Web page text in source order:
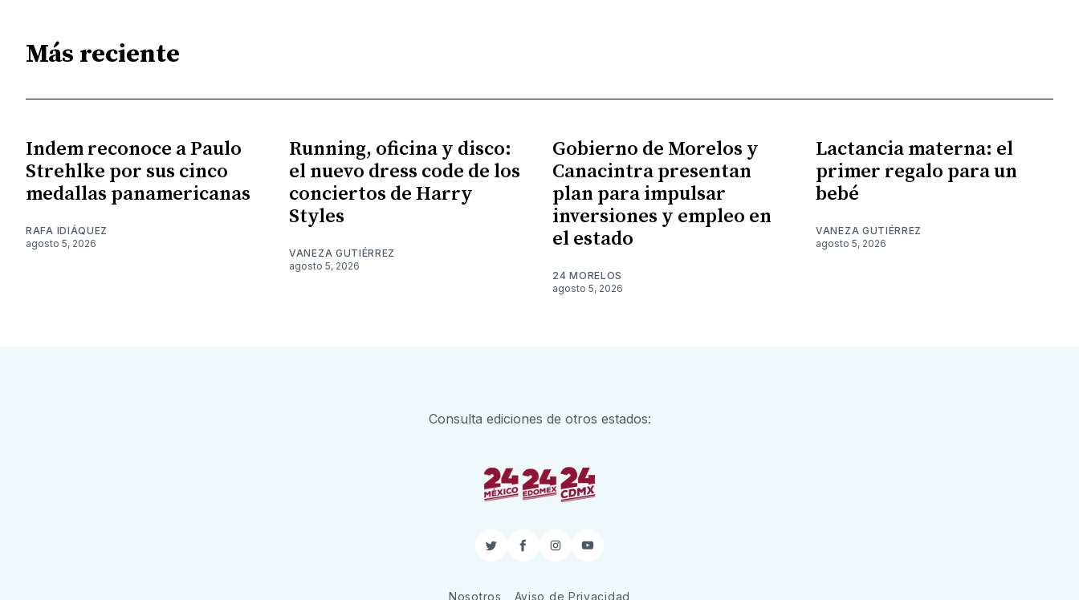
Más reciente
Indem reconoce a Paulo
Strehlke por sus cinco
medallas panamericanas
RAFA IDIÁQUEZ
agosto 5, 2026
Running, oficina y disco:
el nuevo dress code de los
conciertos de Harry
Styles
VANEZA GUTIÉRREZ
agosto 5, 2026
Gobierno de Morelos y
Canacintra presentan
plan para impulsar
inversiones y empleo en
el estado
24 MORELOS
agosto 5, 2026
Lactancia materna: el
primer regalo para un
bebé
VANEZA GUTIÉRREZ
agosto 5, 2026
Consulta ediciones de otros estados:
TwitterFacebook
InstagramYouTube
Nosotros Aviso de Privacidad